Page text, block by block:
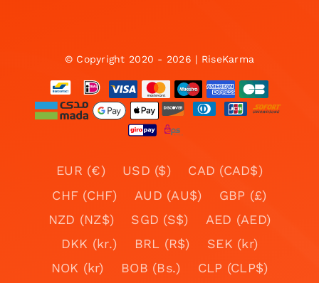
© Copyright 2020 - 2026 | RiseKarma
EUR (€) USD ($)
CAD (CAD$)
CHF (CHF)
AUD (AU$)
GBP (£)
NZD (NZ$)
SGD (S$)
AED (AED)
DKK (kr.)
BRL (R$)
SEK (kr)
NOK (kr)
BOB (Bs.)
CLP (CLP$)